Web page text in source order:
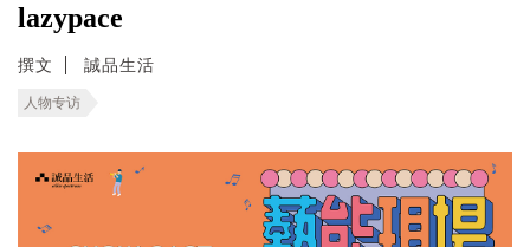
lazypace
撰文 誠品生活
人物专访